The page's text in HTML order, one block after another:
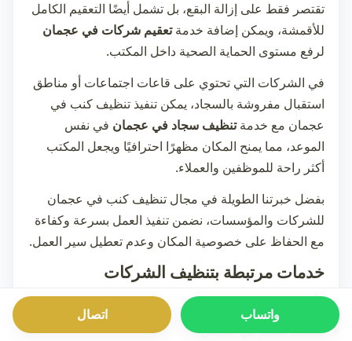
تقتصر فقط على إزالة البقع، بل تشمل أيضًا التعقيم الكامل
للأقمشة، ويمكن إضافة خدمةتعقيم شركات في عجمان
لرفع مستوى الحماية الصحية داخل المكتب.
في الشركات التي تحتوي على قاعات اجتماعات أو مناطق
استقبال مفروشة بالسجاد، يمكن تنفيذ تنظيف كنب في
عجمان مع خدمةتنظيف سجاد في عجمان في نفس
الموعد، مما يمنح المكان مظهرًا احترافيًا ويجعل المكتب
أكثر راحة للموظفين والعملاء.
بفضل خبرتنا الطويلة في مجال تنظيف كنب في عجمان
للشركات والمؤسسات، نضمن تنفيذ العمل بسرعة وكفاءة
مع الحفاظ على خصوصية المكان وعدم تعطيل سير العمل.
خدمات مرتبطة بتنظيف الشركات
تنظيف مكاتب في عجمان
تنظيف سجاد في عجمان
واتساب اتصال